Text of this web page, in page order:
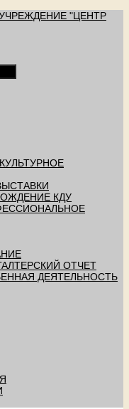
КДУ
ОТЧЕТ
ДЕЯТЕЛЬНОСТЬ